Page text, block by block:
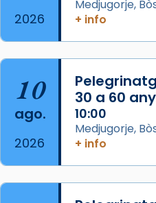
missa d’acció de
comitè organitzador
del Sant Pare Lleó
col·laboradors, a la
L’arquebisbe de
Josep Omella, ha
concelebrat el bisbe
Mons. David Abadías.
📸 Dr. G. Simón
Foto
2026
Medjugorje,
+ info
10
ago.
2026
30 a 60
10:00
Medjugorje,
+ info